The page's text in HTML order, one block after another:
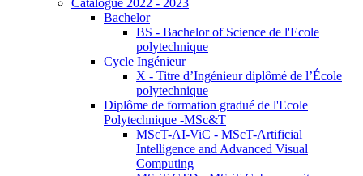
Catalogue 2022 - 2023
Bachelor
BS - Bachelor of Science de l'Ecole
polytechnique
Cycle Ingénieur
X - Titre d’Ingénieur diplômé de l’École
polytechnique
Diplôme de formation gradué de l'Ecole
Polytechnique -MSc&T
MScT-AI-ViC - MScT-Artificial
Intelligence and Advanced Visual
Computing